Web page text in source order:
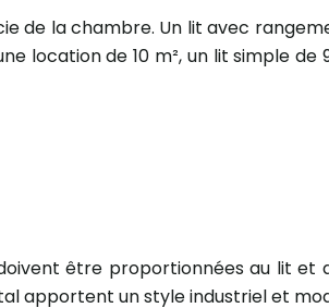
de la chambre. Un lit avec
location de 10 m², un lit simple
être proportionnées au lit et
apportent un style industriel et